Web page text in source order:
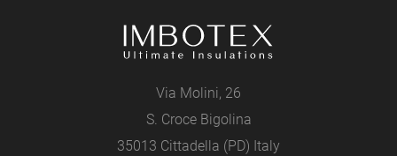
Via Molini, 26
S. Croce Bigolina
35013 Cittadella (PD) Italy